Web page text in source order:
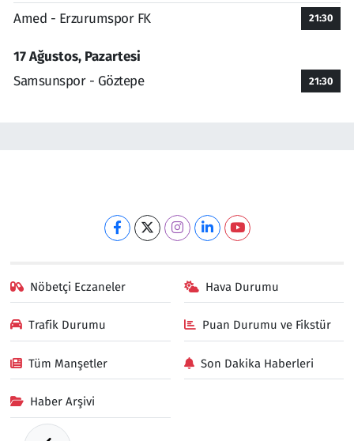
Amed - Erzurumspor FK 21:30
17 Ağustos, Pazartesi
Samsunspor - Göztepe
21:30
Nöbetçi Eczaneler Hava Durumu
Trafik Durumu Puan Durumu ve Fikstür
Tüm Manşetler Son Dakika Haberleri
Haber Arşivi